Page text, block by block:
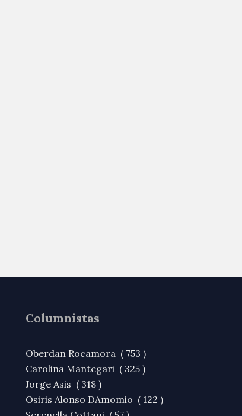
Columnistas
Oberdan Rocamora ( 753 )
Carolina Mantegari ( 325 )
Jorge Asis ( 318 )
Osiris Alonso DAmomio ( 122 )